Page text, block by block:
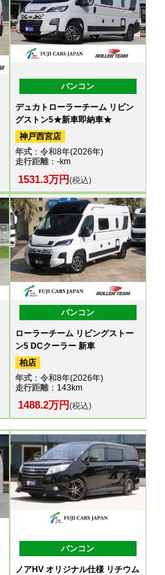
バンコン
デュカトローラーチーム リビン
グストン5★新車即納車★
神戸西宮店
年式：令和8年(2026年)
走行距離：-km
1531.3万円(税込)
バンコン
ローラーチーム リビングストー
ン5 DCクーラー 新車
柏店
年式：令和8年(2026年)
走行距離：143km
1488.2万円(税込)
バンコン
ノアHV オリジナル仕様 リチウム